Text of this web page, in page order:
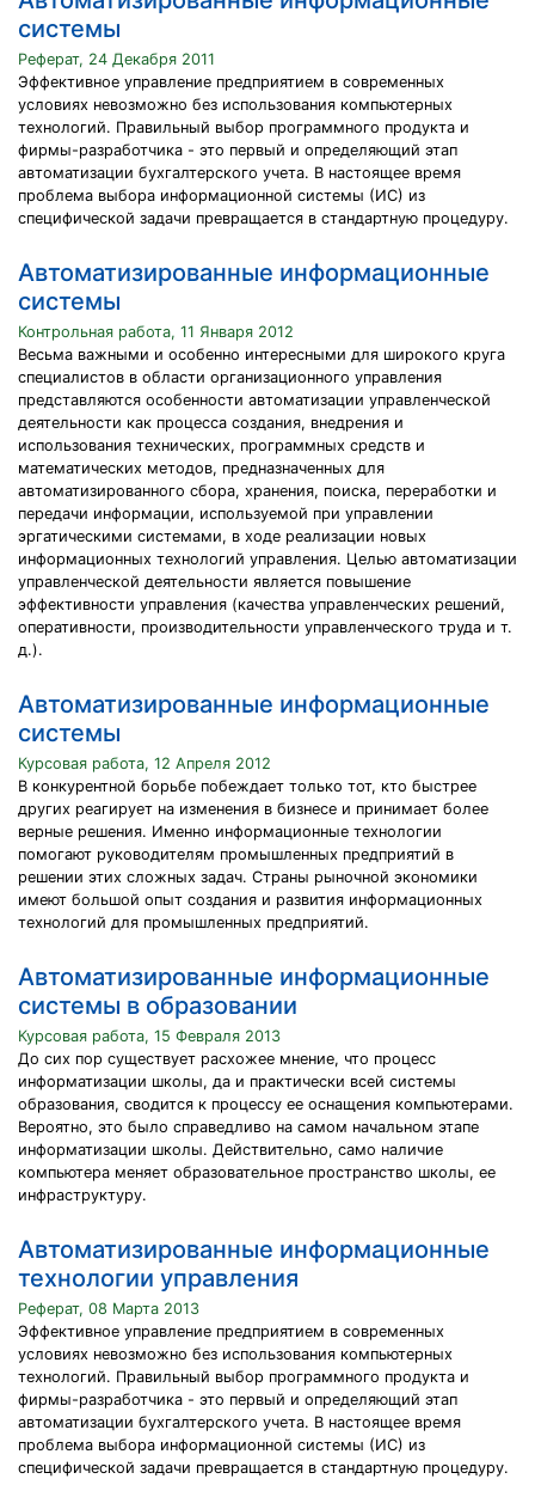
системы
Реферат, 24 Декабря 2011
Эффективное управление предприятием в современных
условиях невозможно без использования компьютерных
технологий. Правильный выбор программного продукта и
фирмы-разработчика - это первый и определяющий этап
автоматизации бухгалтерского учета. В настоящее время
проблема выбора информационной системы (ИС) из
специфической задачи превращается в стандартную процедуру.
Автоматизированные информационные
системы
Контрольная работа, 11 Января 2012
Весьма важными и особенно интересными для широкого круга
специалистов в области организационного управления
представляются особенности автоматизации управленческой
деятельности как процесса создания, внедрения и
использования технических, программных средств и
математических методов, предназначенных для
автоматизированного сбора, хранения, поиска, переработки и
передачи информации, используемой при управлении
эргатическими системами, в ходе реализации новых
информационных технологий управления. Целью автоматизации
управленческой деятельности является повышение
эффективности управления (качества управленческих решений,
оперативности, производительности управленческого труда и т.
д.).
Автоматизированные информационные
системы
Курсовая работа, 12 Апреля 2012
В конкурентной борьбе побеждает только тот, кто быстрее
других реагирует на изменения в бизнесе и принимает более
верные решения. Именно информационные технологии
помогают руководителям промышленных предприятий в
решении этих сложных задач. Страны рыночной экономики
имеют большой опыт создания и развития информационных
технологий для промышленных предприятий.
Автоматизированные информационные
системы в образовании
Курсовая работа, 15 Февраля 2013
До сих пор существует расхожее мнение, что процесс
информатизации школы, да и практически всей системы
образования, сводится к процессу ее оснащения компьютерами.
Вероятно, это было справедливо на самом начальном этапе
информатизации школы. Действительно, само наличие
компьютера меняет образовательное пространство школы, ее
инфраструктуру.
Автоматизированные информационные
технологии управления
Реферат, 08 Марта 2013
Эффективное управление предприятием в современных
условиях невозможно без использования компьютерных
технологий. Правильный выбор программного продукта и
фирмы-разработчика - это первый и определяющий этап
автоматизации бухгалтерского учета. В настоящее время
проблема выбора информационной системы (ИС) из
специфической задачи превращается в стандартную процедуру.